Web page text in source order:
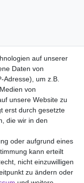
(Stufe 1), Heiss
auf unserer
Daten von
Adresse), um z.B.
von
unsere Website zu
erst durch gesetzte
die wir in den
oder aufgrund eines
kann erteilt
nicht einzuwilligen
zu ändern oder